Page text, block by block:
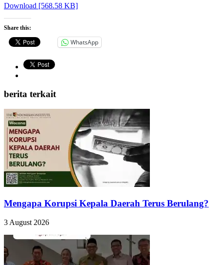
Download [568.58 KB]
Share this:
WhatsApp
berita terkait
Mengapa Korupsi Kepala Daerah Terus Berulang?
3 August 2026